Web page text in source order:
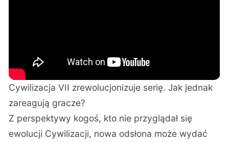
Cywilizacja VII zrewolucjonizuje serię. Jak jednak
zareagują gracze?
Z perspektywy kogoś, kto nie przyglądał się
ewolucji Cywilizacji, nowa odsłona może wydać